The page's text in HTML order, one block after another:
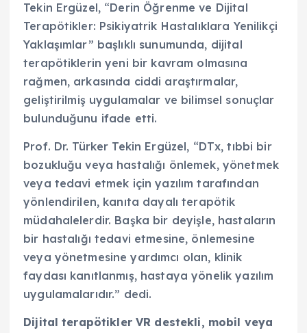
Tekin Ergüzel, “Derin Öğrenme ve Dijital
Terapötikler: Psikiyatrik Hastalıklara Yenilikçi
Yaklaşımlar” başlıklı sunumunda, dijital
terapötiklerin yeni bir kavram olmasına
rağmen, arkasında ciddi araştırmalar,
geliştirilmiş uygulamalar ve bilimsel sonuçlar
bulunduğunu ifade etti.
Prof. Dr. Türker Tekin Ergüzel, “DTx, tıbbi bir
bozukluğu veya hastalığı önlemek, yönetmek
veya tedavi etmek için yazılım tarafından
yönlendirilen, kanıta dayalı terapötik
müdahalelerdir. Başka bir deyişle, hastaların
bir hastalığı tedavi etmesine, önlemesine
veya yönetmesine yardımcı olan, klinik
faydası kanıtlanmış, hastaya yönelik yazılım
uygulamalarıdır.” dedi.
Dijital terapötikler VR destekli, mobil veya